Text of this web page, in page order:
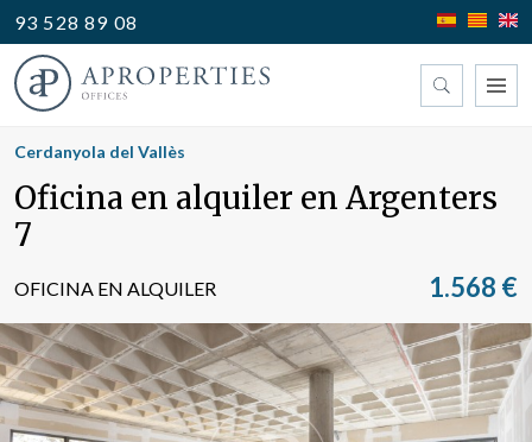
93 528 89 08
Encuentre su oficina
Tipo
Cerdanyola del Vallès
Oficina en alquiler en Argenters
7
OFICINA EN ALQUILER 1.568 €